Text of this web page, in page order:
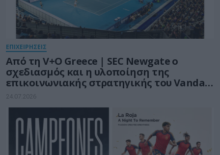
ΕΠΙΧΕΙΡΗΣΕΙΣ
Από τη V+O Greece | SEC Newgate ο
σχεδιασμός και η υλοποίηση της
επικοινωνιακής στρατηγικής του Vanda
Pharmaceuticals Athens Open WTA 250
24.07.2026